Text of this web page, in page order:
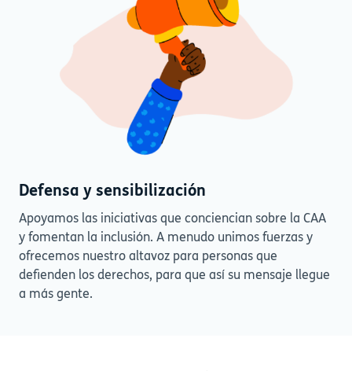
Defensa y sensibilización
Apoyamos las iniciativas que conciencian sobre la CAA
y fomentan la inclusión. A menudo unimos fuerzas y
ofrecemos nuestro altavoz para personas que
defienden los derechos, para que así su mensaje llegue
a más gente.